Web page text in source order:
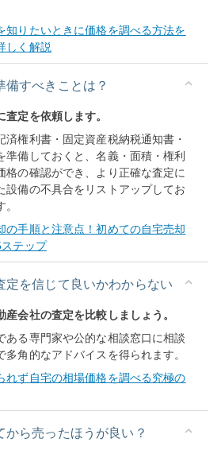
知りたいときに価格を調べる方法を
しく解説
備すべきことは？
査定を依頼します。
済権利書・固定資産税納税通知書・
準備しておくと、名義・面積・権利
格の確認ができ、より正確な査定に
設備の不具合をリストアップしてお
の手順と注意点！初めての自宅売却
テップ
定を信じて良いかわからない
産会社の査定を比較しましょう。
ある専門家や公的な相談窓口に相談
多角的なアドバイスを得られます。
れず自宅の相場価格を調べる究極の
から売ったほうが良い？